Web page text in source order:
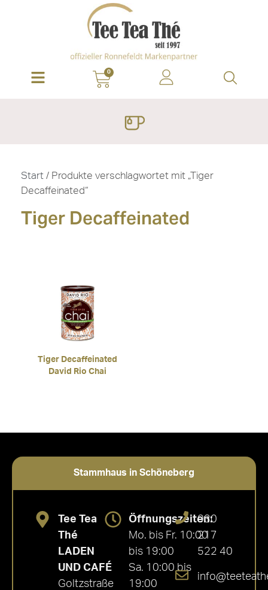
0
Start / Produkte verschlagwortet mit „Tiger
Decaffeinated“
Tiger Decaffeinated
Tiger Decaffeinated
David Rio Chai
Stammhaus in Schöneberg
Tee Tea
Thé
LADEN
UND CAFÉ
Goltzstraße
Öffnungszeiten:
Mo. bis Fr. 10:00
bis 19:00
Sa. 10:00 bis
19:00
030
217
522 40